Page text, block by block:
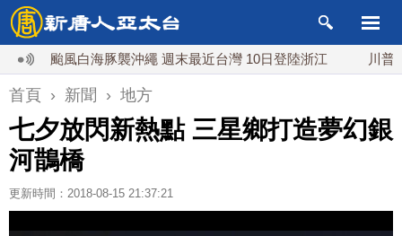
颱風白海豚襲沖繩 週末最近台灣 10日登陸浙江 川普預透露
首頁 › 新聞 › 地方
七夕放閃新熱點 三星鄉打造夢幻銀
河鵲橋
更新時間：2018-08-15 21:37:21